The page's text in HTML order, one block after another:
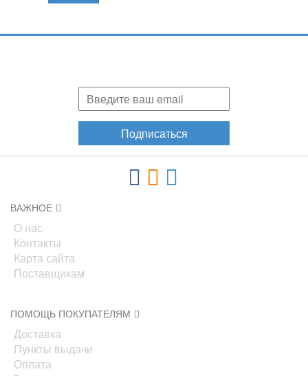
Подписаться
ВАЖНОЕ
О нас
Контакты
Карта сайта
Поставщикам
ПОМОЩЬ ПОКУПАТЕЛЯМ
Доставка
Пункты выдачи
Оплата